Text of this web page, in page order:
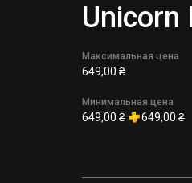
Максимальная цена
649,00 ₴
Минимальная цена
649,00 ₴ 649,00 ₴